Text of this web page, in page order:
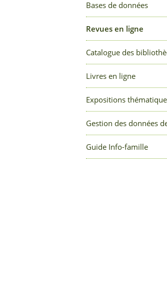
Bases de données
Revues en ligne
Catalogue des
Livres en ligne
Expositions
Gestion des données
Guide Info-famille